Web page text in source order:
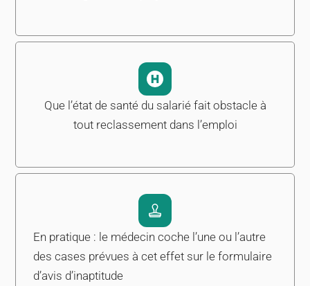
Que l’état de santé du salarié fait obstacle à
tout reclassement dans l’emploi
En pratique : le médecin coche l’une ou l’autre
des cases prévues à cet effet sur le formulaire
d’avis d’inaptitude